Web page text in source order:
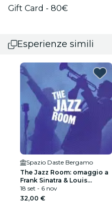
Gift Card - 80€
Esperienze simili
Spazio Daste Bergamo
The Jazz Room: omaggio a
Frank Sinatra & Louis
Armstrong
18 set - 6 nov
32,00 €